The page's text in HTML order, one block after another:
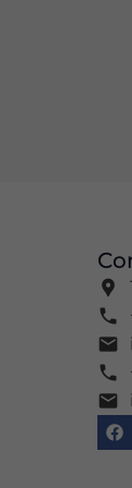
F
a
c